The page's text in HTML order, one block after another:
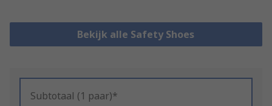
Bekijk alle Safety Shoes
Subtotaal (1 paar)*